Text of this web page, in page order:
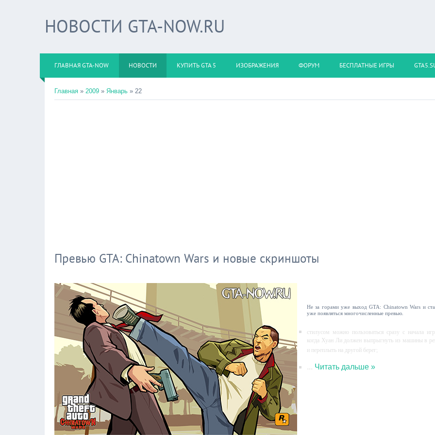
НОВОСТИ GTA-NOW.RU
ГЛАВНАЯ GTA-NOW НОВОСТИ КУПИТЬ GTA 5 ИЗОБРАЖЕНИЯ ФОРУМ БЕСПЛАТНЫЕ ИГРЫ
Главная » 2009 » Январь » 22
Превью GTA: Chinatown Wars и новые скриншоты
Не за горами уже выход GTA: Chinatown Wars и
уже появляться многочисленные превью.
стилусом можно пользоваться сразу с начала
когда Хуан Ли должен выпрыгнуть из машины в
и переплыть на другой берег;
... Читать дальше »